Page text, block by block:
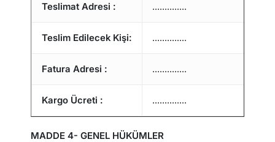
Teslimat Adresi : ..............
Teslim Edilecek Kişi: ..............
Fatura Adresi : ..............
Kargo Ücreti : ..............
MADDE 4- GENEL HÜKÜMLER